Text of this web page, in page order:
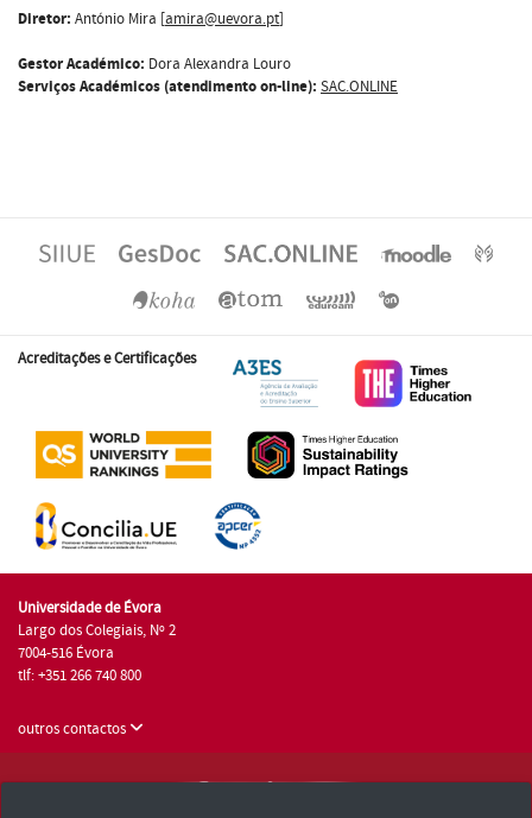
Diretor: António Mira [amira@uevora.pt]
Gestor Académico: Dora Alexandra Louro
Serviços Académicos (atendimento on-line): SAC.ONLINE
Acreditações e Certificações
Universidade de Évora
Largo dos Colegiais, Nº 2
7004-516 Évora
tlf: +351 266 740 800
outros contactos